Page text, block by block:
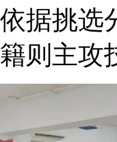
据挑选
则主攻